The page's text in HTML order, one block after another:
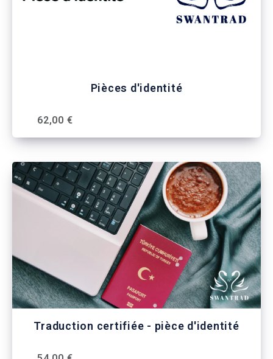
Pièces d'identité
62,00 €
Traduction certifiée - pièce d'identité